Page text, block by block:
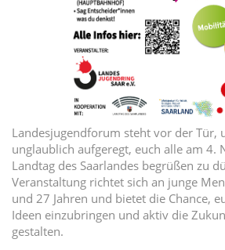
Landesjugendforum steht vor der Tür,
unglaublich aufgeregt, euch alle am 4.
Landtag des Saarlandes begrüßen zu
Veranstaltung richtet sich an junge
und 27 Jahren und bietet die Chance,
Ideen einzubringen und aktiv die
gestalten.